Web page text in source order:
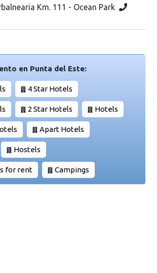
Km. 111 - Ocean Park
en Punta del Este:
4 Star Hotels
2 Star Hotels Hotels
Apart Hotels
Hostels
for rent Campings